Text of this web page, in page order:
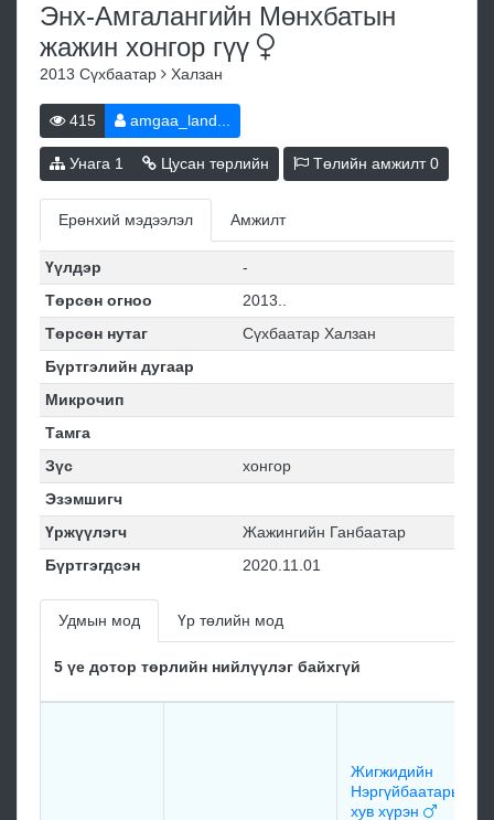
Энх-Амгалангийн Мөнхбатын
жажин хонгор гүү
2013 Сүхбаатар Халзан
415 amgaa_land...
Унага 1 Цусан төрлийн Төлийн амжилт0
Ерөнхий мэдээлэл Амжилт
Үүлдэр
-
Төрсөн огноо
2013..
Төрсөн нутаг
Сүхбаатар Халзан
Бүртгэлийн дугаар
Микрочип
Тамга
Зүс
хонгор
Эзэмшигч
Үржүүлэгч
Жажингийн Ганбаатар
Бүртгэгдсэн
2020.11.01
Удмын мод Үр төлийн мод
5 үе дотор төрлийн нийлүүлэг байхгүй
Жигжидийн
Нэргүйбаатарын
хув хүрэн